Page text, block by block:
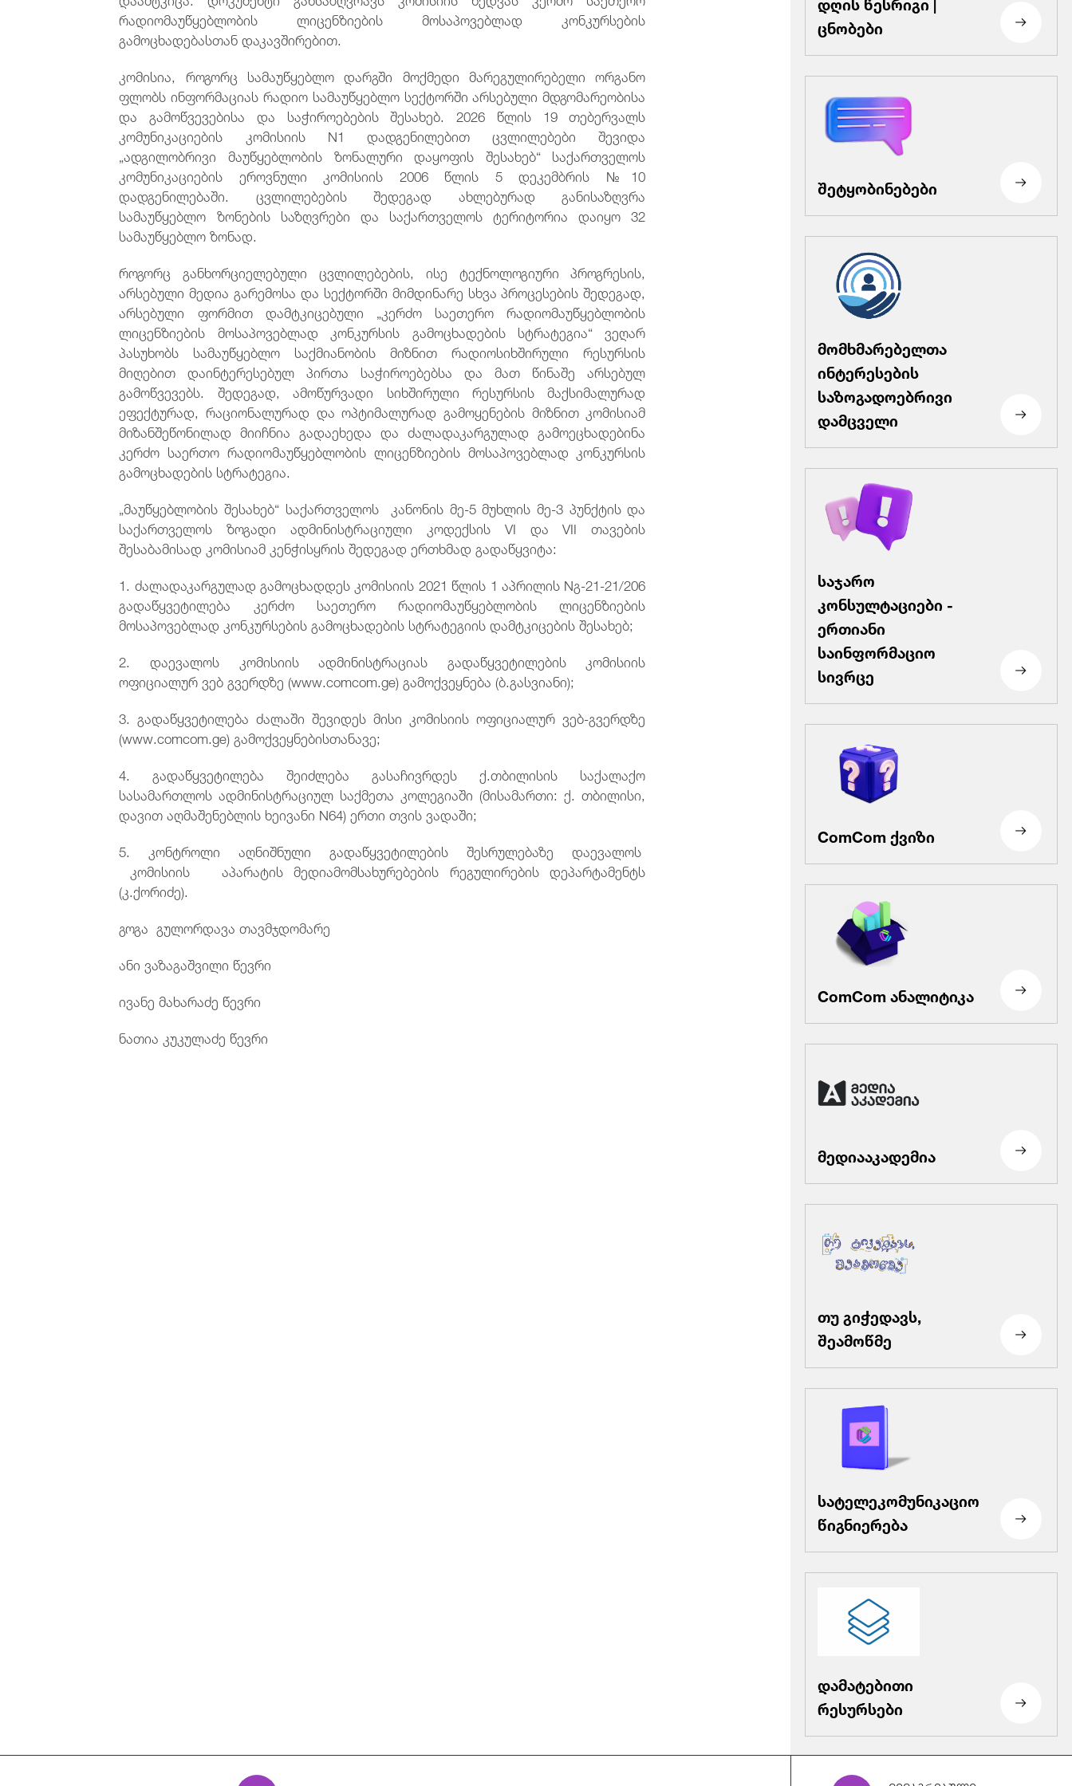
რადიომაუწყებლობის ლიცენზიების მოსაპოვებლად კონკურსების
გამოცხადებასთან დაკავშირებით.
კომისია, როგორც სამაუწყებლო დარგში მოქმედი მარეგულირებელი ორგანო
ფლობს ინფორმაციას რადიო სამაუწყებლო სექტორში არსებული მდგომარეობისა
და გამოწვევებისა და საჭიროებების შესახებ. 2026 წლის 19 თებერვალს
კომუნიკაციების კომისიის N1 დადგენილებით ცვლილებები შევიდა
„ადგილობრივი მაუწყებლობის ზონალური დაყოფის შესახებ“ საქართველოს
კომუნიკაციების ეროვნული კომისიის 2006 წლის 5 დეკემბრის №10
დადგენილებაში. ცვლილებების შედეგად ახლებურად განისაზღვრა
სამაუწყებლო ზონების საზღვრები და საქართველოს ტერიტორია დაიყო 32
სამაუწყებლო ზონად.
როგორც განხორციელებული ცვლილებების, ისე ტექნოლოგიური პროგრესის,
არსებული მედია გარემოსა და სექტორში მიმდინარე სხვა პროცესების შედეგად,
არსებული ფორმით დამტკიცებული „კერძო საეთერო რადიომაუწყებლობის
ლიცენზიების მოსაპოვებლად კონკურსის გამოცხადების სტრატეგია“ ვეღარ
პასუხობს სამაუწყებლო საქმიანობის მიზნით რადიოსიხშირული რესურსის
მიღებით დაინტერესებულ პირთა საჭიროებებსა და მათ წინაშე არსებულ
გამოწვევებს. შედეგად, ამოწურვადი სიხშირული რესურსის მაქსიმალურად
ეფექტურად, რაციონალურად და ოპტიმალურად გამოყენების მიზნით კომისიამ
მიზანშეწონილად მიიჩნია გადაეხედა და ძალადაკარგულად გამოეცხადებინა
კერძო საერთო რადიომაუწყებლობის ლიცენზიების მოსაპოვებლად კონკურსის
გამოცხადების სტრატეგია.
„მაუწყებლობის შესახებ“ საქართველოს კანონის მე-5 მუხლის მე-3 პუნქტის და
საქართველოს ზოგადი ადმინისტრაციული კოდექსის VI და VII თავების
შესაბამისად კომისიამ კენჭისყრის შედეგად ერთხმად გადაწყვიტა:
1. ძალადაკარგულად გამოცხადდეს კომისიის 2021 წლის 1 აპრილის Nგ-21-21/206
გადაწყვეტილება კერძო საეთერო რადიომაუწყებლობის ლიცენზიების
მოსაპოვებლად კონკურსების გამოცხადების სტრატეგიის დამტკიცების შესახებ;
2. დაევალოს კომისიის ადმინისტრაციას გადაწყვეტილების კომისიის
ოფიციალურ ვებ გვერდზე (www.comcom.ge) გამოქვეყნება (ბ.გასვიანი);
3. გადაწყვეტილება ძალაში შევიდეს მისი კომისიის ოფიციალურ ვებ-გვერდზე
(www.comcom.ge) გამოქვეყნებისთანავე;
4. გადაწყვეტილება შეიძლება გასაჩივრდეს ქ.თბილისის საქალაქო
სასამართლოს ადმინისტრაციულ საქმეთა კოლეგიაში (მისამართი: ქ. თბილისი,
დავით აღმაშენებლის ხეივანი N64) ერთი თვის ვადაში;
5. კონტროლი აღნიშნული გადაწყვეტილების შესრულებაზე დაევალოს
კომისიის აპარატის მედიამომსახურებების რეგულირების დეპარტამენტს
(კ.ქორიძე).
გოგა გულორდავა თავმჯდომარე
ანი ვაზაგაშვილი წევრი
ივანე მახარაძე წევრი
ნათია კუკულაძე წევრი
ცნობები
შეტყობინებები
მომხმარებელთა
ინტერესების
საზოგადოებრივი
დამცველი
საჯარო
კონსულტაციები -
ერთიანი
საინფორმაციო
სივრცე
ComCom ქვიზი
ComCom ანალიტიკა
მედიააკადემია
თუ გიჭედავს,
შეამოწმე
სატელეკომუნიკაციო
წიგნიერება
დამატებითი
რესურსებიგადაწყვეტილება_გ-26
-19-
291,_25.06_.26_.pdf